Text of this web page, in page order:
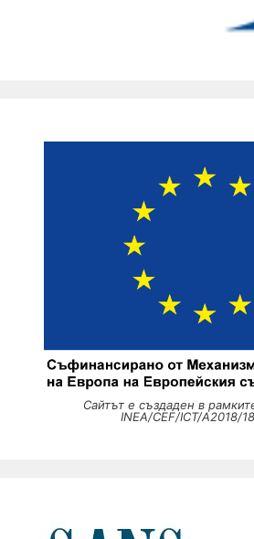
Сайтът е създаден в
INEA/CEF/ICT/A2018/